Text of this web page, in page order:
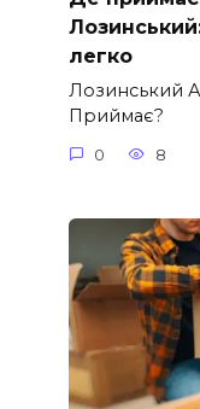
легко
Лозинський
Приймає?
0 8